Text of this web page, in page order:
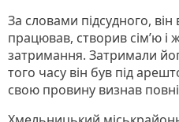
За словами підсудного, він
працював, створив сім’ю
затримання. Затримали
того часу він був під
свою провину визнав